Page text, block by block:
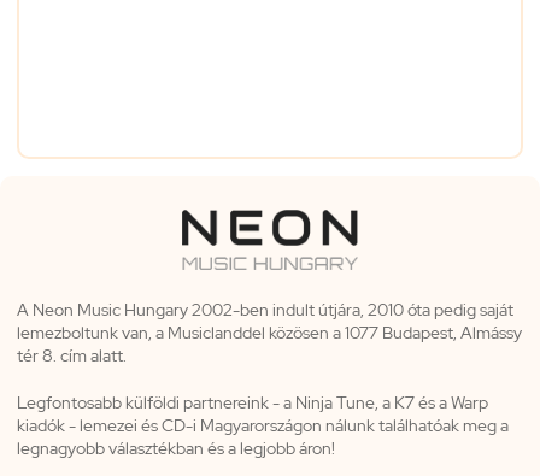
A Neon Music Hungary 2002-ben indult útjára, 2010 óta pedig saját
lemezboltunk van, a Musiclanddel közösen a 1077 Budapest, Almássy
tér 8. cím alatt.
Legfontosabb külföldi partnereink - a Ninja Tune, a K7 és a Warp
kiadók - lemezei és CD-i Magyarországon nálunk találhatóak meg a
legnagyobb választékban és a legjobb áron!